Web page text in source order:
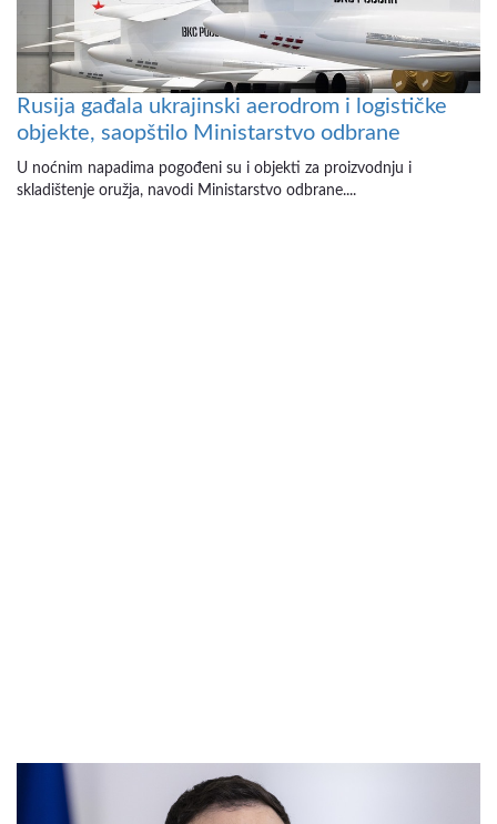
Rusija gađala ukrajinski aerodrom i logističke
objekte, saopštilo Ministarstvo odbrane
U noćnim napadima pogođeni su i objekti za proizvodnju i
skladištenje oružja, navodi Ministarstvo odbrane....